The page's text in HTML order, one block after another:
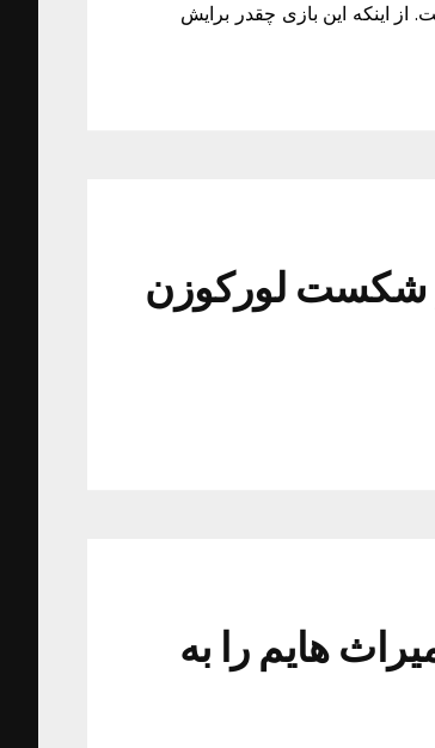
از اینکه این بازی چقدر برایش
شکست لورکوزن
هایم را به